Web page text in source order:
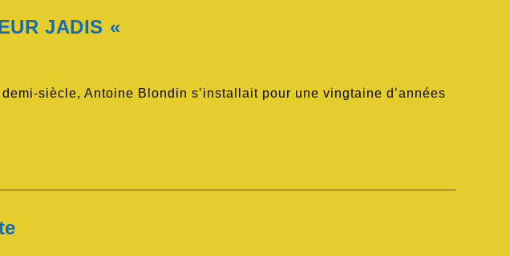
JADIS «
siècle, Antoine Blondin s’installait pour une vingtaine d’années